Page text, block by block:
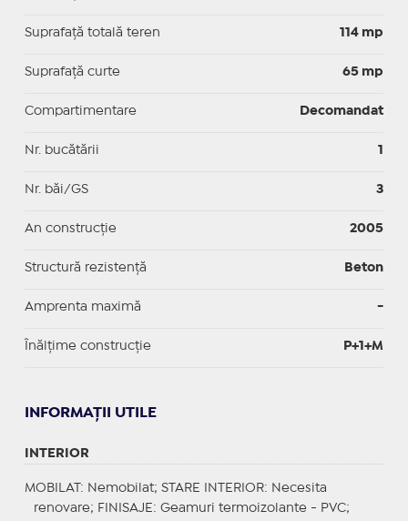
Suprafață totală teren 114 mp
Suprafaţă curte 65 mp
Compartimentare Decomandat
Nr. bucătării 1
Nr. băi/GS 3
An construcție 2005
Structură rezistență Beton
Amprenta maximă -
Înălțime construcție P+1+M
INFORMAŢII UTILE
INTERIOR
MOBILAT : Nemobilat; STARE INTERIOR: Necesita
renovare; FINISAJE : Geamuri termoizolante - PVC;